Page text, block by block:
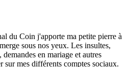
du Coin j'apporte ma petite pierre à
sous nos yeux. Les insultes,
en mariage et autres
mes différents comptes sociaux.